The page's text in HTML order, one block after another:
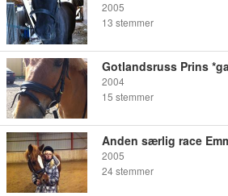
2005
13 stemmer
Gotlandsruss Prins
2004
15 stemmer
Anden særlig race
2005
24 stemmer